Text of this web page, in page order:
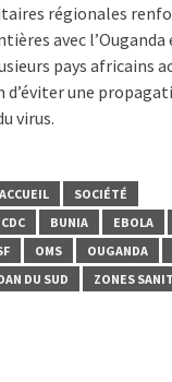
régionales
avec l’Ouganda
pays africains
d’éviter une
virus.
ACCUEIL
SOCIÉTÉ
BUNIA EBOLA
OMS OUGANDA
DU SUD ZONES